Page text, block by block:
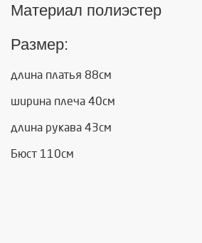
Материал полиэстер
Размер:
длина платья 88см
ширина плеча 40см
длина рукава 43см
Бюст 110см